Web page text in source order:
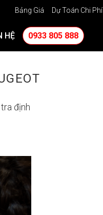
Bảng Giá Dự Toán Chi Phí
HỆ 0933 805 888
định